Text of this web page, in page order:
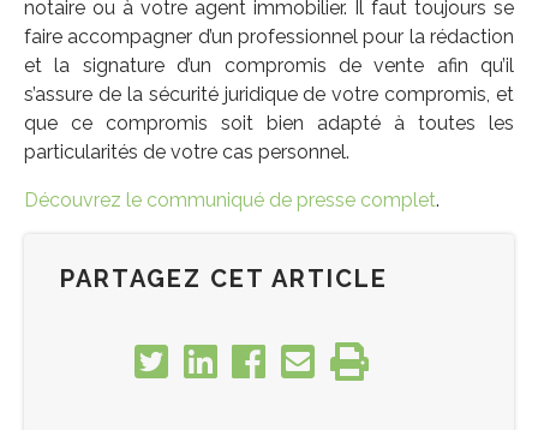
notaire ou à votre agent immobilier. Il faut toujours se
faire accompagner d’un professionnel pour la rédaction
et la signature d’un compromis de vente afin qu’il
s’assure de la sécurité juridique de votre compromis, et
que ce compromis soit bien adapté à toutes les
particularités de votre cas personnel.
Découvrez le communiqué de presse complet.
PARTAGEZ CET ARTICLE